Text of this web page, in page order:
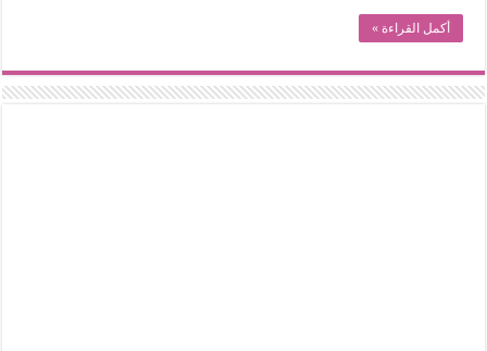
أكمل القراءة »